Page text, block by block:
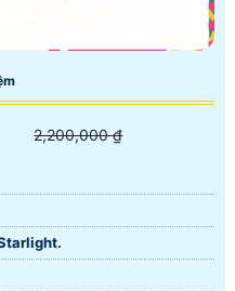
2,200,000 ₫